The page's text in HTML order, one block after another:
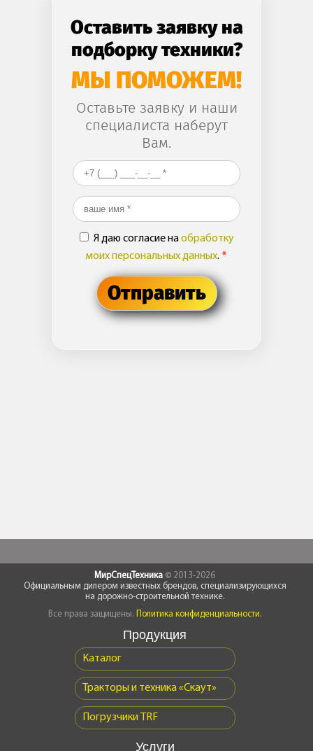
Оставить заявку на
подборку техники?
МЫ ПОМОЖЕМ!
Оставьте заявку и наши
специалиста наберут
Вам.
Ваш номер телефона
Ваше имя
Я даю согласие наобработку
моих персональных данных. *
МирСпецТехника © 2013-2026
Официальным дилером известных брендов, специализирующихся
на дорожно-строительной технике.
Все права защищены.
Политика конфиденциальности.
Продукция
Каталог
Тракторы и техника «Скаут»
Погрузчики TRF
Услуги